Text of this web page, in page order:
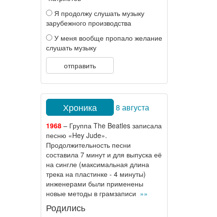
Я продолжу слушать музыку
зарубежного производства
У меня вообще пропало желание
слушать музыку
отправить
Хроника 8 августа
1968– Группа The Beatles записала
песню «Hey Jude».
Продолжительность песни
составила 7 минут и для выпуска её
на сингле (максимальная длина
трека на пластинке - 4 минуты)
инженерами были применены
новые методы в грамзаписи »»
Родились